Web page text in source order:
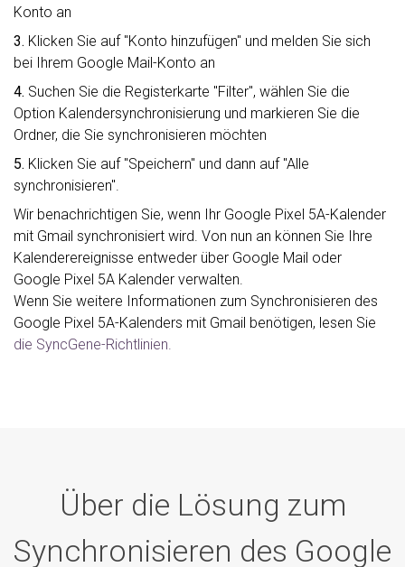
Konto an
3. Klicken Sie auf "Konto hinzufügen" und melden Sie sich
bei Ihrem Google Mail-Konto an
4. Suchen Sie die Registerkarte "Filter", wählen Sie die
Option Kalendersynchronisierung und markieren Sie die
Ordner, die Sie synchronisieren möchten
5. Klicken Sie auf "Speichern" und dann auf "Alle
synchronisieren".
Wir benachrichtigen Sie, wenn Ihr Google Pixel 5A-Kalender
mit Gmail synchronisiert wird. Von nun an können Sie Ihre
Kalenderereignisse entweder über Google Mail oder
Google Pixel 5A Kalender verwalten.
Wenn Sie weitere Informationen zum Synchronisieren des
Google Pixel 5A-Kalenders mit Gmail benötigen, lesen Sie
die SyncGene-Richtlinien.
Über die Lösung zum
Synchronisieren des Google